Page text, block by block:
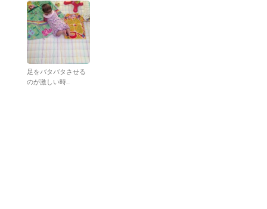
足をバタバタさせる
のが激しい時...